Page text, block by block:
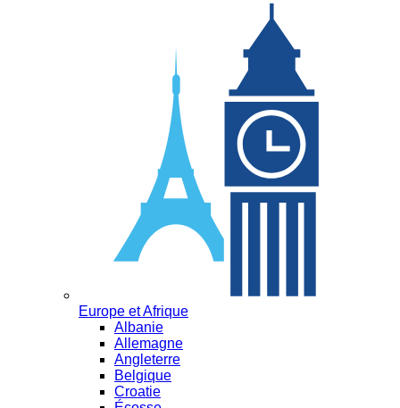
Europe et Afrique
Albanie
Allemagne
Angleterre
Belgique
Croatie